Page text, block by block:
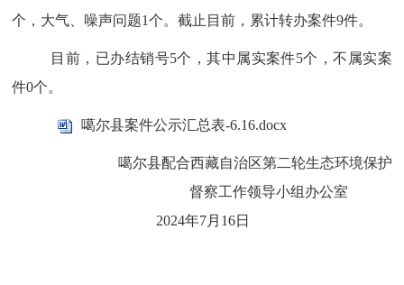
个，大气、噪声问题1个。截止目前，累计转办案件9件。
目前，已办结销号5个，其中属实案件5个，不属实案
件0个。
噶尔县案件公示汇总表-6.16.docx
噶尔县配合西藏自治区第二轮生态环境保护
督察工作领导小组办公室
2024年7月 16日